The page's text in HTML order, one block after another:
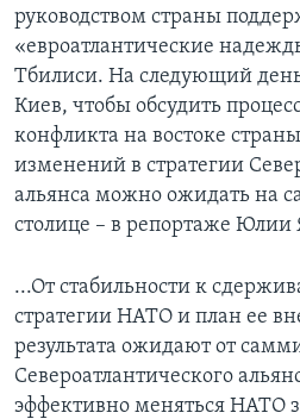
руководством страны
«евроатлантические
Тбилиси. На следующий
Киев, чтобы обсудить
конфликта на востоке
изменений в стратегии
альянса можно ожидать на
столице – в репортаже Юлии
...От стабильности к
стратегии НАТО и план ее
результата ожидают от
Североатлантического
эффективно меняться НАТО